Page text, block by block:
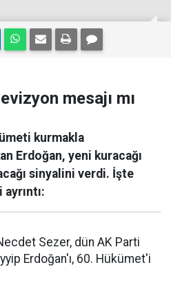
mesajı mı
kurmakla
Erdoğan, yeni kuracağı
sinyalini verdi. İşte
Sezer, dün AK Parti
Erdoğan'ı, 60. Hükümet'i